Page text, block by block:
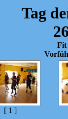
Tag
Fit
[ 1 ]